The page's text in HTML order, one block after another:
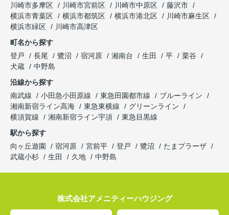
川崎市多摩区
川崎市宮前区 川崎市中原区
藤沢市
横浜市青葉区
横浜市都筑区 横浜市港北区
川崎市麻生区
横浜市緑区
川崎市高津区
町名から探す
登戸
長尾 鷺沼 宿河原 湘南台 生田 平
栗谷
犬蔵
中野島
沿線から探す
南武線
小田急小田原線 東急田園都市線
ブルーライン
湘南新宿ライン高海
東急東横線
グリーンライン
横須賀線
湘南新宿ライン宇須
東急目黒線
駅から探す
向ヶ丘遊園
宿河原 宮前平 登戸 鷺沼
たまプラーザ
武蔵小杉
生田 久地 中野島
株式会社アメニティーハウジング